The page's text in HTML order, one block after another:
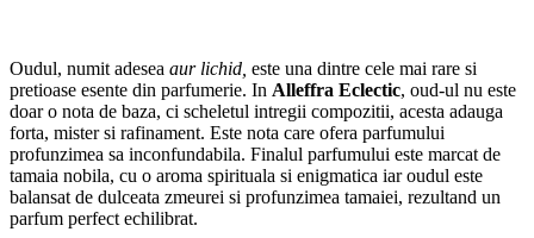
Oudul, numit adesea aur lichid, este una dintre cele mai rare si
pretioase esente din parfumerie. In Alleffra Eclectic, oud-ul nu este
doar o nota de baza, ci scheletul intregii compozitii, acesta adauga
forta, mister si rafinament. Este nota care ofera parfumului
profunzimea sa inconfundabila. Finalul parfumului este marcat de
tamaia nobila, cu o aroma spirituala si enigmatica iar oudul este
balansat de dulceata zmeurei si profunzimea tamaiei, rezultand un
parfum perfect echilibrat.